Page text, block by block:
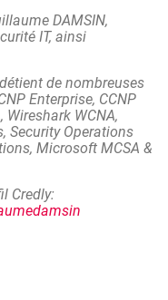
DAMSIN,
IT, ainsi
de nombreuses
Enterprise, CCNP
Wireshark WCNA,
Security Operations
Microsoft MCSA &
Credly: